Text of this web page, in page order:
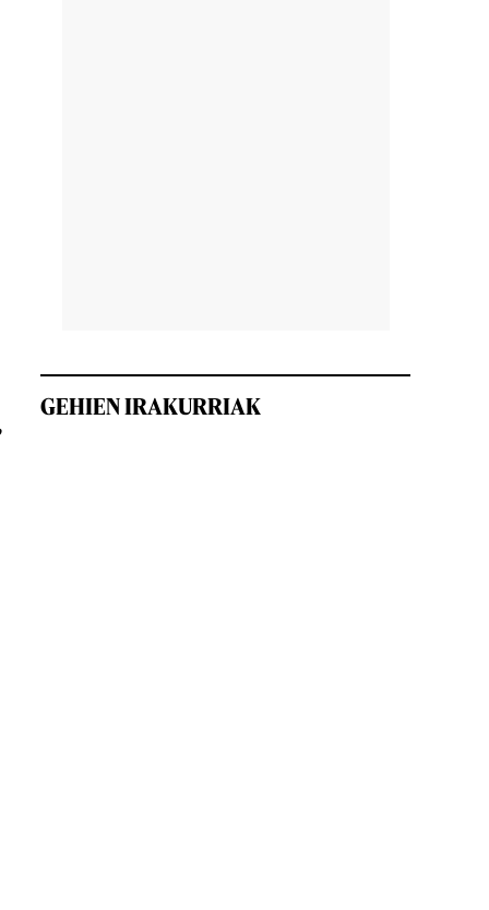
GEHIEN IRAKURRIAK